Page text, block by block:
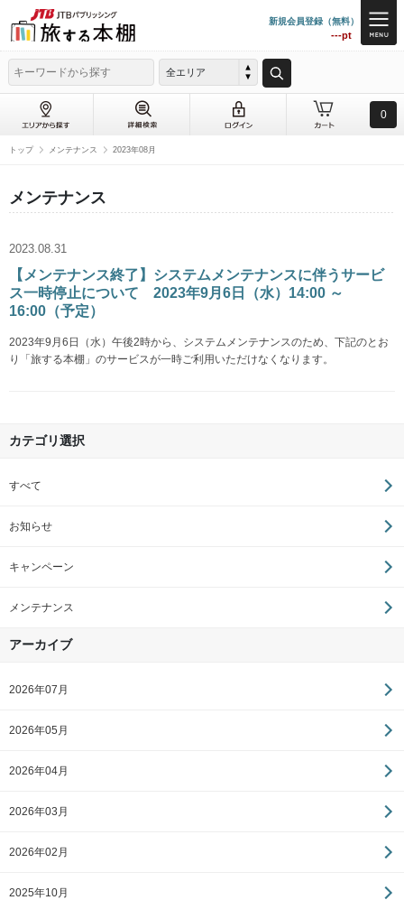
新規会員登録（無料）
---pt
全エリア
0
トップ メンテナンス 2023年08月
メンテナンス
2023.08.31
【メンテナンス終了】システムメンテナンスに伴うサービ
ス一時停止について 2023年9月6日（水）14:00 ～
16:00（予定）
2023年9月6日（水）午後2時から、システムメンテナンスのため、下記のとお
り「旅する本棚」のサービスが一時ご利用いただけなくなります。
カテゴリ選択
すべて
お知らせ
キャンペーン
メンテナンス
アーカイブ
2026年07月
2026年05月
2026年04月
2026年03月
2026年02月
2025年10月